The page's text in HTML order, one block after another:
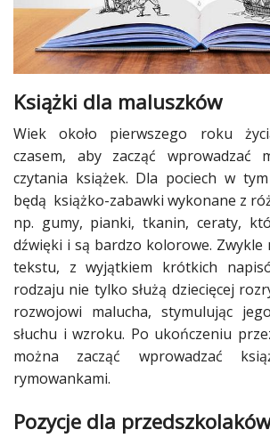
ekspertów
Strefa
Blogerek
Konkursy
Recenzje
Studniówka
Dodaj
«
Dodaj
Dodaj
Dodaj
galerię
Dodaj
artykuł
Najlepsze
Książki dla maluszków
Wiek około pierwszego roku
czasem, aby zacząć wprowadzać
czytania książek. Dla pociech w
będą książko-zabawki wykonane z
np. gumy, pianki, tkanin, ceraty,
dźwięki i są bardzo kolorowe. Zwykle
tekstu, z wyjątkiem krótkich
rodzaju nie tylko służą dziecięcej
rozwojowi malucha, stymulując
słuchu i wzroku. Po ukończeniu
można zacząć wprowadzać
rymowankami.
Pozycje dla przedszkolaków